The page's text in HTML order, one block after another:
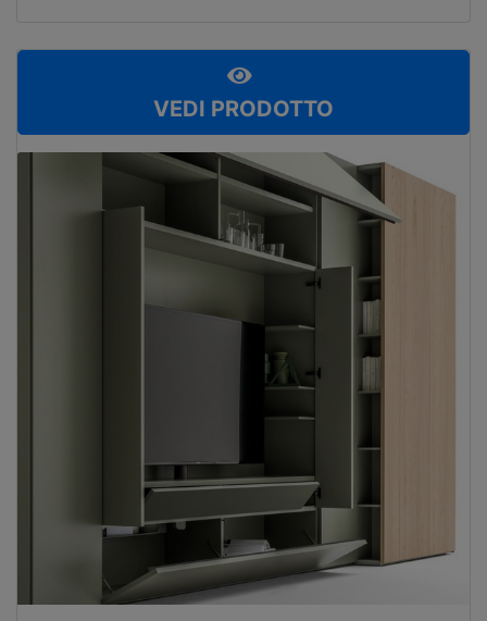
VEDI PRODOTTO